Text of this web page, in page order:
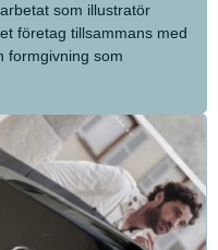
som illustratör
företag tillsammans med
formgivning som